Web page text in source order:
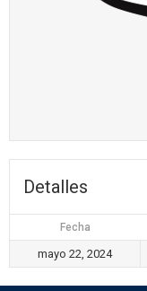
Detalles
Fecha
mayo 22, 2024